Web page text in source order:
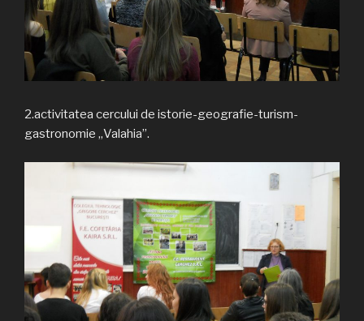
2.activitatea cercului de istorie-geografie-turism-
gastronomie „Valahia”.